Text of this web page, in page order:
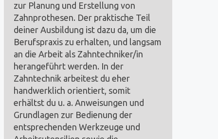
zur Planung und Erstellung von
Zahnprothesen. Der praktische Teil
deiner Ausbildung ist dazu da, um die
Berufspraxis zu erhalten, und langsam
an die Arbeit als Zahntechniker/in
herangeführt werden. In der
Zahntechnik arbeitest du eher
handwerklich orientiert, somit
erhältst du u. a. Anweisungen und
Grundlagen zur Bedienung der
entsprechenden Werkzeuge und